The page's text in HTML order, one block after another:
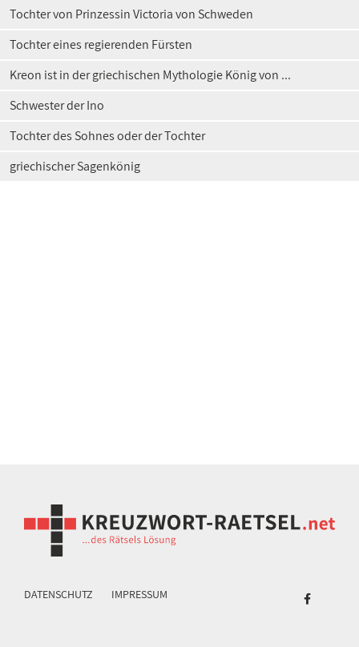
Tochter von Prinzessin Victoria von Schweden
Tochter eines regierenden Fürsten
Kreon ist in der griechischen Mythologie König von ...
Schwester der Ino
Tochter des Sohnes oder der Tochter
griechischer Sagenkönig
DATENSCHUTZ IMPRESSUM